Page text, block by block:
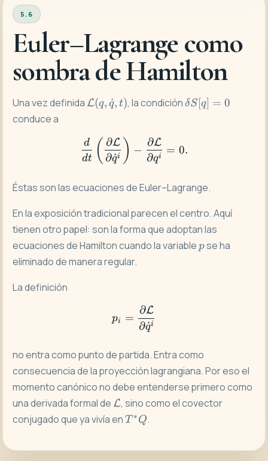
5.6
Euler–Lagrange como
sombra de Hamilton
Una vez definida \mathcal{L}
L(q, q
˙, t), la condición\delta
δS [q] = 0
conduce a
\frac{d}{dt} \left(
dt
d ( ∂q
˙i
∂L ) −
∂qi
∂L
= 0.
Éstas son las ecuaciones de Euler–Lagrange.
En la exposición tradicional parecen el centro. Aquí
tienen otro papel: son la forma que adoptan las
ecuaciones de Hamilton cuando la variablep
pse ha
eliminado de manera regular.
La definición
p_i=\frac{\partial
pi =
∂q
˙i
∂L
no entra como punto de partida. Entra como
consecuencia de la proyección lagrangiana. Por eso el
momento canónico no debe entenderse primero como
una derivada formal de \mathcal{L}
L, sino como el covector
conjugado que ya vivía enT^*Q
T ∗Q.